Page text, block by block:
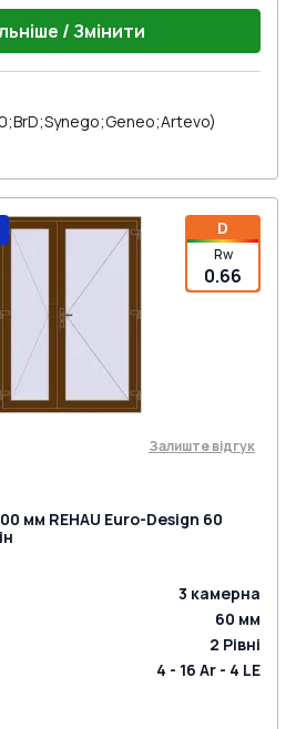
/ Змінити
D
Rw
0.66
Залиште відгук
мм REHAU Euro-Design 60
3 камерна
60 мм
2 Рівні
4 - 16 Ar - 4 LE